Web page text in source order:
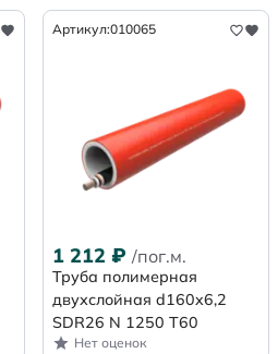
Артикул:010065
1 212 ₽ /пог.м.
Труба полимерная
двухслойная d160x6,2
SDR26 N 1250 Т60
Нет оценок